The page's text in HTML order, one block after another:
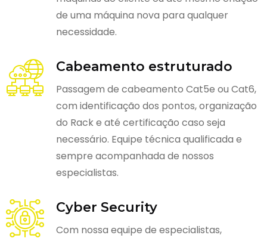
de uma máquina nova para qualquer
necessidade.
Cabeamento estruturado
Passagem de cabeamento Cat5e ou Cat6,
com identificação dos pontos, organização
do Rack e até certificação caso seja
necessário. Equipe técnica qualificada e
sempre acompanhada de nossos
especialistas.
Cyber Security
Com nossa equipe de especialistas,